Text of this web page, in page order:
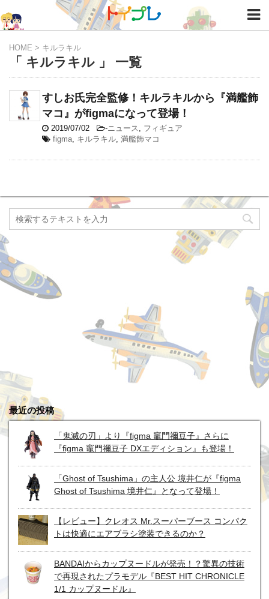
HOME > キルラキル
「 キルラキル 」 一覧
すしお氏完全監修！キルラキルから『満艦飾
マコ』がfigmaになって登場！
2019/07/02 -ニュース , フィギュア
figma, キルラキル, 満艦飾マコ
最近の投稿
「鬼滅の刃」より『figma 竈門禰豆子』さらに
『figma 竈門禰豆子 DXエディション』も登場！
「Ghost of Tsushima」の主人公 境井仁が『figma
Ghost of Tsushima 境井仁』となって登場！
【レビュー】クレオス Mr.スーパーブース コンパク
トは快適にエアブラシ塗装できるのか？
BANDAIからカップヌードルが発売！？驚異の技術
で再現されたプラモデル『BEST HIT CHRONICLE
1/1 カップヌードル』